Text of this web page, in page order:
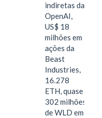
indiretas da
OpenAI,
US$ 18
milhões em
ações da
Beast
Industries,
16.278
ETH, quase
302 milhões
de WLD em